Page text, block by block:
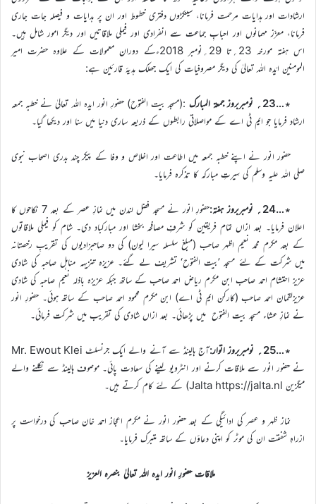
ارشادات اور ہدایات مرحمت فرمانا، سینکڑوں دفتری خطوط اور ان پر ہدایات و فیصلہ جات جاری
فرمانا، معزّز مہمانوں اور احبابِ جماعت سے انفرادی اور فیملی ملاقاتیں اور دیگر امور شامل ہیں۔
اس ہفتہ مورخہ 23؍تا 29؍نومبر 2018ءکے دوران معمولات کے علاوہ حضرت امیر
المومنین ایّدہ اللہ تعالیٰ کی دیگر مصروفیات کی ایک جھلک ہدیۂ قارئین ہے:
٭…23؍ نومبربروز جمعۃ المبارک
:(مسجد بیت الفتوح) حضورِ انور ایدہ اللہ تعالیٰ نے خطبہ جمعہ
ارشاد فرمایا جو ایم ٹی اے کے مواصلاتی رابطوں کے ذریعہ ساری دنیا میں سنا اور دیکھا گیا۔
حضور انور نے اپنے خطبہ جمعہ میں اطاعت اور اخلاص و وفا کے پیکر چند بدری اصحاب نبوی
صلی اللہ علیہ وسلم کی سِیرتِ مبارکہ کا تذکرہ فرمایا۔
٭…24؍ نومبربروز ہفتہ:
حضورِ انور نے مسجد فضل لندن میں نمازِ عصر کے بعد 7 نکاحوں کا
اعلان فرمایا۔ بعد ازاں تمام فریقین کو شرفِ مصافحہ بخشا اور مبارکباد دی۔ شام کو فیملی ملاقاتوں
کے بعد مکرم محمد نعیم اظہر صاحب (مبلغ سلسلہ سیرا لیون) کی دو صاحبزادیوں کی تقریبِ رخصتانہ
میں شرکت کے لئے مسجد ’بیت الفتوح‘ تشریف لے گئے۔ عزیزہ تنزیہہ مناہل صاحبہ کی شادی
عزیز احتشام احمد صاحب ابن مکرم ریاض احمد صاحب کے ساتھ جبکہ عزیزہ باذلہ نعیم صاحبہ کی شادی
عزیزلقمان احمد صاحب (کارکن ایم ٹی اے) ابن مکرم محمود احمد صاحب کے ساتھ ہوئی۔ حضورِ انور
نے نمازِ عشاء مسجد بیت الفتوح میں پڑھائی۔ بعد ازاں شادی کی تقریب میں شرکت فرمائی۔
٭…25؍ نومبربروز اتوار:
آج ہالینڈ سے آنے والے ایک جرنسلٹ Mr. Ewout Klei
نے حضور انور سے ملاقات کرنے اور انٹرویو لینے کی سعادت پائی۔ موصوف ہالینڈ سے نکلنے والے
میگزین Jalta https://jalta.nl) کے لئے کام کرتے ہیں۔
نماز ظہر و عصر کی ادائیگی کے بعد حضور انور نے مکرم اعجاز احمد خان صاحب کی درخواست پر
ازراہِ شفقت ان کی موٹر کو اپنی دعاؤں کے ساتھ متبرک فرمایا۔
ملاقات حضورِ انور ایدہ اللہ تعالیٰ بنصرہ العزیز